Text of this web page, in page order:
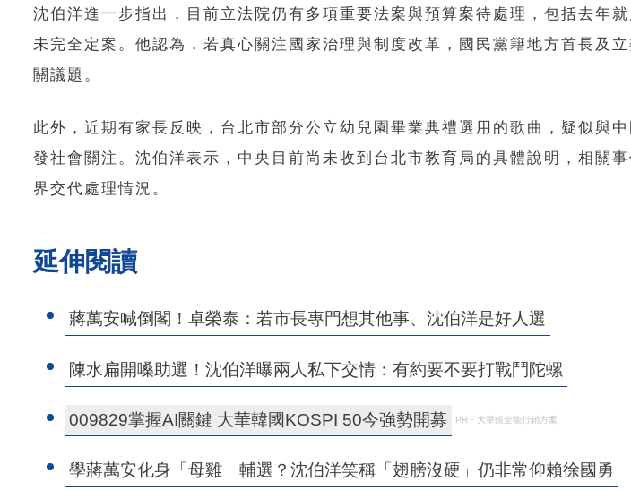
沈伯洋進一步指出，目前立法院仍有多項重要法案與預算案待處理，包括去年
未完全定案。他認為，若真心關注國家治理與制度改革，國民黨籍地方首長及
關議題。
此外，近期有家長反映，台北市部分公立幼兒園畢業典禮選用的歌曲，疑似與
發社會關注。沈伯洋表示，中央目前尚未收到台北市教育局的具體說明，相關
界交代處理情況。
延伸閱讀
蔣萬安喊倒閣！卓榮泰：若市長專門想其他事、沈伯洋是好人選
陳水扁開嗓助選！沈伯洋曝兩人私下交情：有約要不要打戰鬥陀螺
009829掌握AI關鍵 大華韓國KOSPI 50今強勢開募 PR・大華銀全能行銷方案
學蔣萬安化身「母雞」輔選？沈伯洋笑稱「翅膀沒硬」仍非常仰賴徐國勇